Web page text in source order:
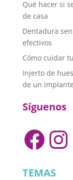
Qué hacer si
de casa
Dentadura
efectivos
Cómo cuidar
Injerto de
de un implante
Síguenos
TEMAS